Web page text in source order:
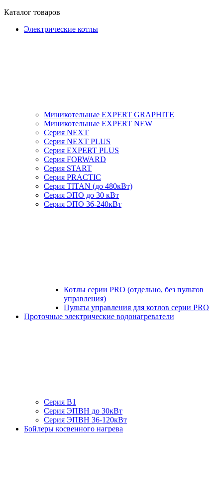
Каталог товаров
Электрические котлы
Миникотельные EXPERT GRAPHITE
Миникотельные EXPERT NEW
Серия NEXT
Серия NEXT PLUS
Серия EXPERT PLUS
Серия FORWARD
Серия START
Серия PRACTIC
Серия TITAN (до 480кВт)
Серия ЭПО до 30 кВт
Серия ЭПО 36-240кВт
Котлы серии PRO (отдельно, без пультов
управления)
Пульты управления для котлов серии PRO
Проточные электрические водонагреватели
Серия В1
Серия ЭПВН до 30кВт
Серия ЭПВН 36-120кВт
Бойлеры косвенного нагрева